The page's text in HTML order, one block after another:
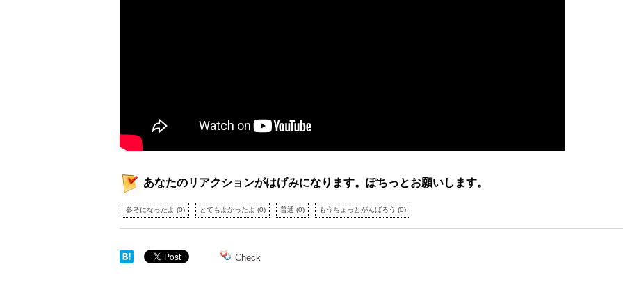
あなたのリアクションがはげみになります。ぽちっとお願いします。
参考になったよ (0) とてもよかったよ (0) 普通 (0) もうちょっとがんばろう (0)
Check